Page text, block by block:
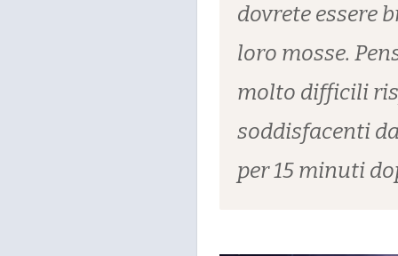
dovrete essere
loro mosse.
molto difficili
soddisfacenti
per 15 minuti